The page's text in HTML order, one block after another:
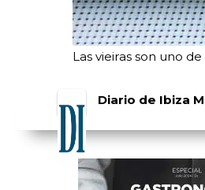
Las vieiras son uno
Diario de Ibiza